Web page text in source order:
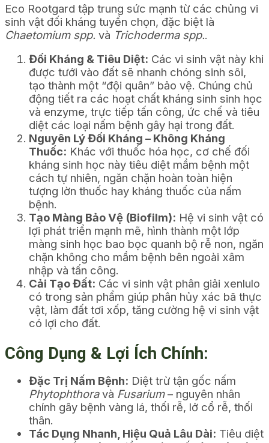
Eco Rootgard tập trung sức mạnh từ các chủng vi
sinh vật đối kháng tuyển chọn, đặc biệt là
Chaetomium spp. và Trichoderma spp..
Đối Kháng & Tiêu Diệt: Các vi sinh vật này khi
được tưới vào đất sẽ nhanh chóng sinh sôi,
tạo thành một “đội quân” bảo vệ. Chúng chủ
động tiết ra các hoạt chất kháng sinh sinh học
và enzyme, trực tiếp tấn công, ức chế và tiêu
diệt các loại nấm bệnh gây hại trong đất.
Nguyên Lý Đối Kháng – Không Kháng
Thuốc: Khác với thuốc hóa học, cơ chế đối
kháng sinh học này tiêu diệt mầm bệnh một
cách tự nhiên, ngăn chặn hoàn toàn hiện
tượng lờn thuốc hay kháng thuốc của nấm
bệnh.
Tạo Màng Bảo Vệ (Biofilm): Hệ vi sinh vật có
lợi phát triển mạnh mẽ, hình thành một lớp
màng sinh học bao bọc quanh bộ rễ non, ngăn
chặn không cho mầm bệnh bên ngoài xâm
nhập và tấn công.
Cải Tạo Đất: Các vi sinh vật phân giải xenlulo
có trong sản phẩm giúp phân hủy xác bã thực
vật, làm đất tơi xốp, tăng cường hệ vi sinh vật
có lợi cho đất.
Công Dụng & Lợi Ích Chính:
Đặc Trị Nấm Bệnh: Diệt trừ tận gốc nấm
Phytophthoravà Fusarium– nguyên nhân
chính gây bệnh vàng lá, thối rễ, lở cổ rễ, thối
thân.
Tác Dụng Nhanh, Hiệu Quả Lâu Dài: Tiêu diệt